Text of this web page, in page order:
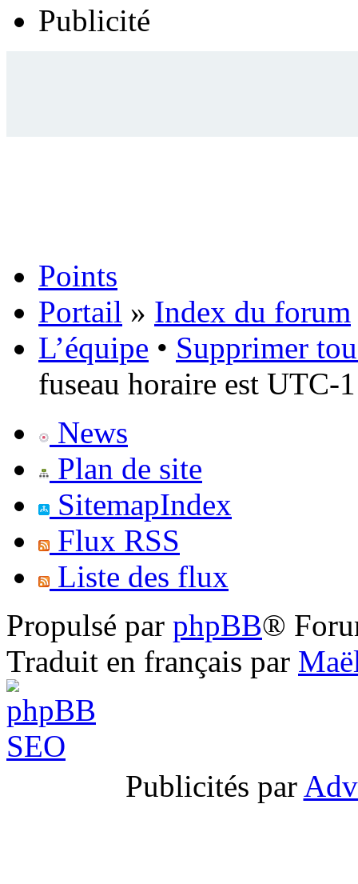
Publicité
Points
Portail » Index du forum
L’équipe • Supprimer
fuseau horaire est UTC-
News
Plan de site
SitemapIndex
Flux RSS
Liste des flux
Propulsé par phpBB®
Traduit en français par
Publicités par